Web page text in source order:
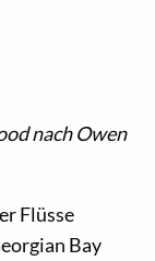
nach Owen
Flüsse
Bay